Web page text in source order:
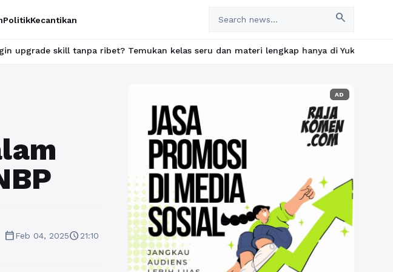
PolitikKecantikan search
tanpa ribet? Temukan kelas seru dan materi lengkap hanya di YukBelajar.com. Mulai
calendar_todayFeb 04, 2025schedule21:10
AD